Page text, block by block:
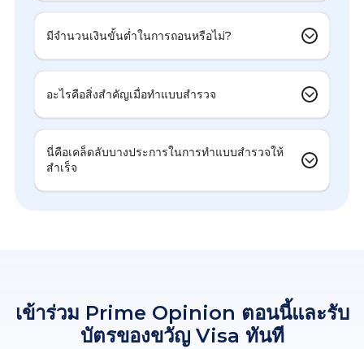
มีจำนวนเงินขั้นต่ำในการถอนหรือไม่?
อะไรคือสิ่งสำคัญเมื่อทำแบบสำรวจ
นี่คือเคล็ดลับบางประการในการทำแบบสำรวจให้
สำเร็จ
เข้าร่วม Prime Opinion ตอนนี้และรับ
บัตรของขวัญ Visa ทันที